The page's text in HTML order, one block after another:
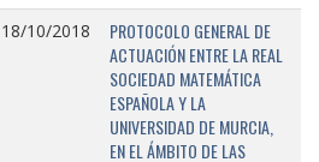
18/10/2018
PROTOCOLO GENERAL DE
ACTUACIÓN ENTRE LA REAL
SOCIEDAD MATEMÁTICA
ESPAÑOLA Y LA
UNIVERSIDAD DE MURCIA,
EN EL ÁMBITO DE LAS